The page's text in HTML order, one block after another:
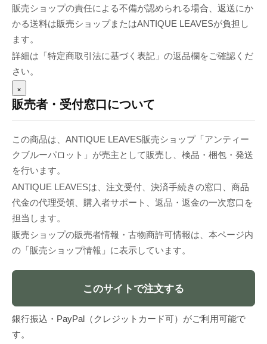
販売ショップの責任による不備が認められる場合、返送にか
かる送料は販売ショップまたはANTIQUE LEAVESが負担し
ます。
詳細は「特定商取引法に基づく表記」の返品欄をご確認くだ
さい。
×
販売者・受付窓口について
この商品は、ANTIQUE LEAVES販売ショップ「アンティー
クブルーパロット」が売主として販売し、検品・梱包・発送
を行います。
ANTIQUE LEAVESは、注文受付、決済手続きの窓口、商品
代金の代理受領、購入者サポート、返品・返金の一次窓口を
担当します。
販売ショップの販売者情報・古物商許可情報は、本ページ内
の「販売ショップ情報」に表示しています。
このサイトで注文する
銀行振込・PayPal（クレジットカード可）がご利用可能で
す。